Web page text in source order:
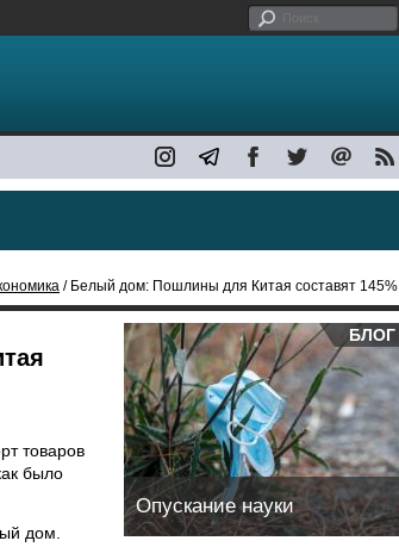
/ Белый дом: Пошлины для Китая составят 145%
товаров
было
дом.
БЛОГ
Опускание науки